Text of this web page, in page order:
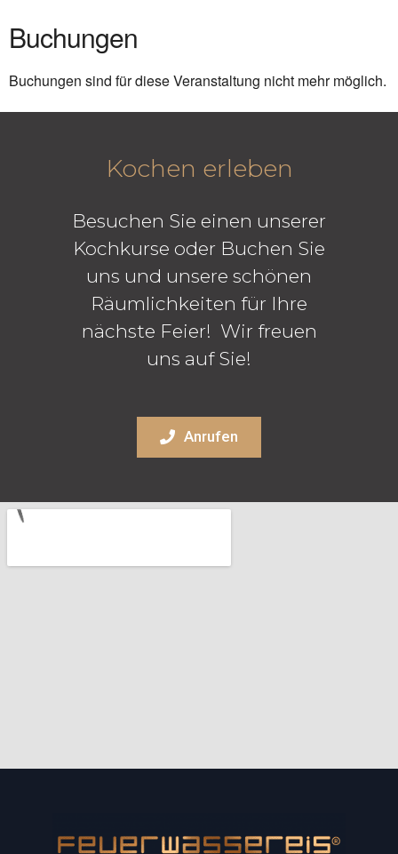
Buchungen
Buchungen sind für diese Veranstaltung nicht mehr möglich.
Kochen erleben
Besuchen Sie einen unserer
Kochkurse oder Buchen Sie
uns und unsere schönen
Räumlichkeiten für Ihre
nächste Feier! Wir freuen
uns auf Sie!
Anrufen